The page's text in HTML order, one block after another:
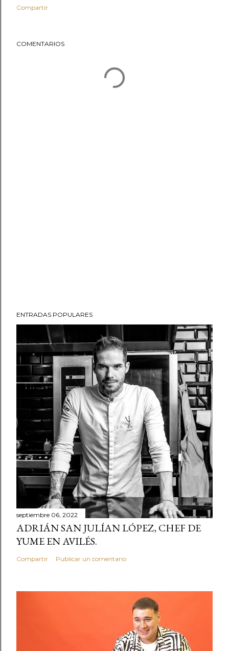
Compartir
COMENTARIOS
ENTRADAS POPULARES
septiembre 06, 2022
ADRIÁN SAN JULÍAN LÓPEZ, CHEF DE
YUME EN AVILÉS.
Compartir Publicar un comentario